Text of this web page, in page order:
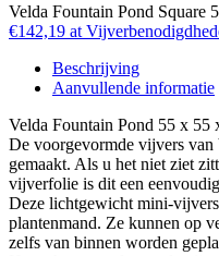
Velda Fountain Pond Square
€142,19 at
Beschrijving
Aanvullende informatie
Velda Fountain Pond 55 x 55
De voorgevormde vijvers
gemaakt. Als u het niet ziet
vijverfolie is dit een
Deze lichtgewicht mini-
plantenmand. Ze kunnen op
zelfs van binnen worden